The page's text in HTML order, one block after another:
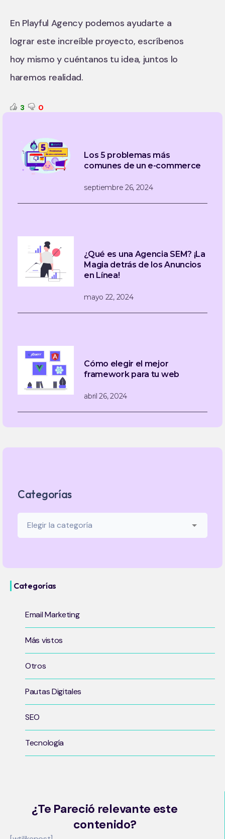
En Playful Agency podemos ayudarte a
lograr este increíble proyecto, escríbenos
hoy mismo y cuéntanos tu idea, juntos lo
haremos realidad.
3 0
Los 5 problemas más
comunes de un e-commerce
septiembre 26, 2024
¿Qué es una Agencia SEM? ¡La
Magia detrás de los Anuncios
en Línea!
mayo 22, 2024
Cómo elegir el mejor
framework para tu web
abril 26, 2024
Categorías
Categorías
Email Marketing
Más vistos
Otros
Pautas Digitales
SEO
Tecnología
¿Te Pareció relevante este
contenido?